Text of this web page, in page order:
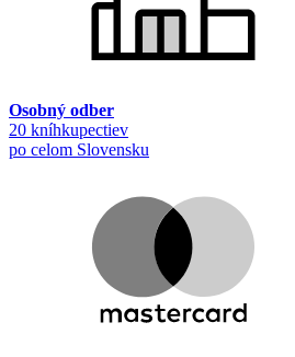
Osobný odber
20 kníhkupectiev
po celom Slovensku